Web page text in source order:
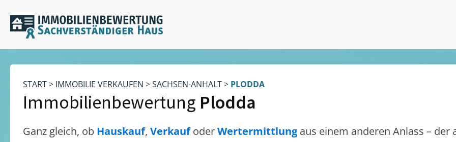
START> IMMOBILIE VERKAUFEN >SACHSEN-ANHALT> PLODDA
Immobilienbewertung Plodda
Ganz gleich, ob Hauskauf, VerkaufoderWertermittlung aus einem anderen Anlass – der